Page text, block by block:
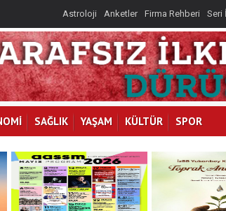
Astroloji Anketler Firma Rehberi Seri
SAĞLIK YAŞAM KÜLTÜR SPOR